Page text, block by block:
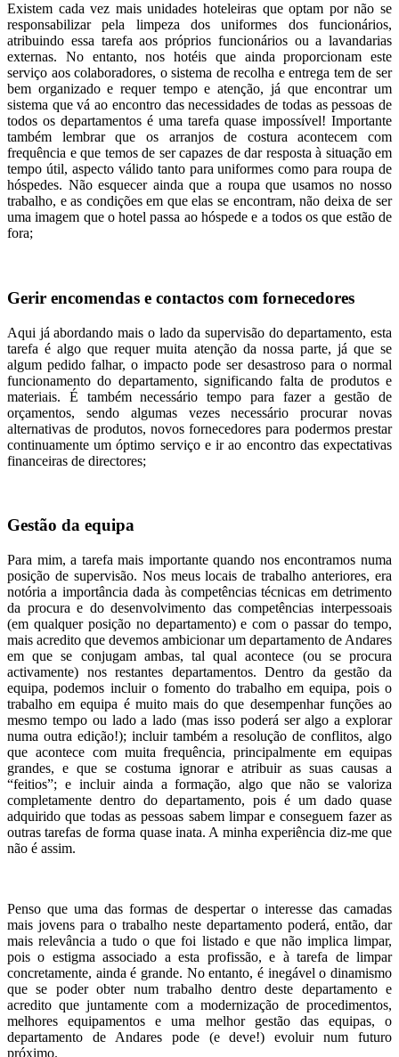
Existem cada vez mais unidades hoteleiras que optam por não se
responsabilizar pela limpeza dos uniformes dos funcionários,
atribuindo essa tarefa aos próprios funcionários ou a lavandarias
externas. No entanto, nos hotéis que ainda proporcionam este
serviço aos colaboradores, o sistema de recolha e entrega tem de ser
bem organizado e requer tempo e atenção, já que encontrar um
sistema que vá ao encontro das necessidades de todas as pessoas de
todos os departamentos é uma tarefa quase impossível! Importante
também lembrar que os arranjos de costura acontecem com
frequência e que temos de ser capazes de dar resposta à situação em
tempo útil, aspecto válido tanto para uniformes como para roupa de
hóspedes. Não esquecer ainda que a roupa que usamos no nosso
trabalho, e as condições em que elas se encontram, não deixa de ser
uma imagem que o hotel passa ao hóspede e a todos os que estão de
fora;
Gerir encomendas e contactos com fornecedores
Aqui já abordando mais o lado da supervisão do departamento, esta
tarefa é algo que requer muita atenção da nossa parte, já que se
algum pedido falhar, o impacto pode ser desastroso para o normal
funcionamento do departamento, significando falta de produtos e
materiais. É também necessário tempo para fazer a gestão de
orçamentos, sendo algumas vezes necessário procurar novas
alternativas de produtos, novos fornecedores para podermos prestar
continuamente um óptimo serviço e ir ao encontro das expectativas
financeiras de directores;
Gestão da equipa
Para mim, a tarefa mais importante quando nos encontramos numa
posição de supervisão. Nos meus locais de trabalho anteriores, era
notória a importância dada às competências técnicas em detrimento
da procura e do desenvolvimento das competências interpessoais
(em qualquer posição no departamento) e com o passar do tempo,
mais acredito que devemos ambicionar um departamento de Andares
em que se conjugam ambas, tal qual acontece (ou se procura
activamente) nos restantes departamentos. Dentro da gestão da
equipa, podemos incluir o fomento do trabalho em equipa, pois o
trabalho em equipa é muito mais do que desempenhar funções ao
mesmo tempo ou lado a lado (mas isso poderá ser algo a explorar
numa outra edição!); incluir também a resolução de conflitos, algo
que acontece com muita frequência, principalmente em equipas
grandes, e que se costuma ignorar e atribuir as suas causas a
“feitios”; e incluir ainda a formação, algo que não se valoriza
completamente dentro do departamento, pois é um dado quase
adquirido que todas as pessoas sabem limpar e conseguem fazer as
outras tarefas de forma quase inata. A minha experiência diz-me que
não é assim.
Penso que uma das formas de despertar o interesse das camadas
mais jovens para o trabalho neste departamento poderá, então, dar
mais relevância a tudo o que foi listado e que não implica limpar,
pois o estigma associado a esta profissão, e à tarefa de limpar
concretamente, ainda é grande. No entanto, é inegável o dinamismo
que se poder obter num trabalho dentro deste departamento e
acredito que juntamente com a modernização de procedimentos,
melhores equipamentos e uma melhor gestão das equipas, o
departamento de Andares pode (e deve!) evoluir num futuro
próximo.